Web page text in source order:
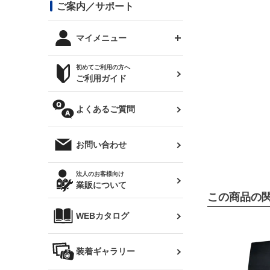
カナード
外装・補修パーツ
オリジンアーム(足回り)
レンズ
マフラー
リアウイング
リアゲート
メンテナンスパーツ
DTM:exclusive
まつど家 鉄八
JZX110 マークⅡ
ハイエース
レビン
トレノ
マークX
クラウン
クラウンマジェスタ
アリスト
シルビア S14 前期
シルビア S15
180SX
ワンビア
Z32 フェアレディZ
RX-7
スバル
BRZ
レクサス
三菱
デリカ D:5
軽自動車
汎用
コンバットアイ用ライト
オプションタイヤ
サマータイヤ
ジムニー用タイヤ
ハイエース・バン用タイ
ホイールナット
ステッカー
トップス(半袖)
トップス(長袖)
パーカー
オーバーオール(つなぎ)
タオル
帽子
バッグ
ご案内／サポート
マイメニュー
ログインする
お気に入りリスト
クーポンを見る
閲覧履歴
ニュースレターお申し込み
初めてご利用の方へ
ご利用ガイド
よくあるご質問
お問い合わせ
法人のお客様向け
業販について
WEBカタログ
装着ギャラリー
この商品の